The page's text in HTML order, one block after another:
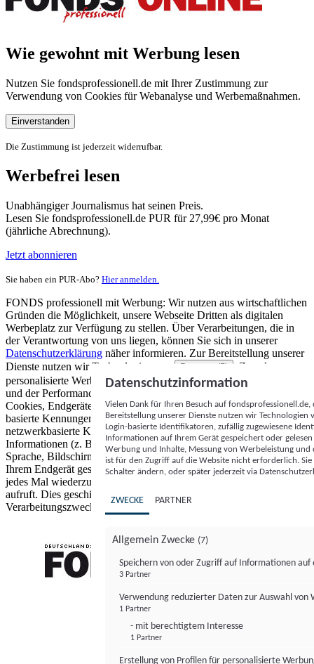
Wie gewohnt mit Werbung lesen
Nutzen Sie fondsprofessionell.de mit Ihrer Zustimmung zur
Verwendung von Cookies für Webanalyse und Werbemaßnahmen.
Einverstanden
Die Zustimmung ist jederzeit widerrufbar.
Werbefrei lesen
Unabhängiger Journalismus hat seinen Preis.
Lesen Sie fondsprofessionell.de PUR für 27,99€ pro Monat
(jährliche Abrechnung).
Jetzt abonnieren
Sie haben ein PUR-Abo? Hier anmelden.
FONDS professionell mit Werbung: Wir nutzen aus wirtschaftlichen
Gründen die Möglichkeit, unsere Webseite Dritten als digitalen
Werbeplatz zur Verfügung zu stellen. Über Verarbeitungen, die in
der Verantwortung von uns liegen, können Sie sich in unserer
Datenschutzerklärung näher informieren. Zur Bereitstellung unserer
Dienste nutzen wir Technologien von
Partnern (5)
. Zwecke:
personalisierte Werbung und Inhalte, Messung von Werbeleistung
und der Performance von Inhalten sowie Zielgruppenforschung.
Cookies, Endgeräte- oder ähnliche Online-Kennungen (z. B. login-
basierte Kennungen, zufällig generierte Kennungen,
netzwerkbasierte Kennungen) können zusammen mit anderen
Informationen (z. B. Browsertyp und Browserinformationen,
Sprache, Bildschirmgröße, unterstützte Technologien usw.) auf
Ihrem Endgerät gespeichert oder von dort ausgelesen werden, um es
jedes Mal wiederzuerkennen, wenn es eine App oder einer Webseite
aufruft. Dies geschieht für einen oder mehrere der hier aufgeführten
Verarbeitungszwecke.
Datenschutzinformation
Vielen Dank für Ihren Besuch auf
Bereitstellung unserer Dienste nutzen wir Technologien
Login-basierte Identifikatoren, zufällig zugewiesene
Informationen auf Ihrem Gerät gespeichert oder
Werbung und Inhalte, Messung von Werbeleistung
ist für den Zugriff auf die Website nicht erforderlich.
Schalter ändern, oder später jederzeit via
ZWECKE PARTNER
Allgemein Zwecke (7)
Speichern von oder Zugriff auf Informationen auf
3 Partner
Verwendung reduzierter Daten zur Auswahl von
1 Partner
- mit berechtigtem Interesse
1 Partner
Erstellung von Profilen für personalisierte
FONDS professionell